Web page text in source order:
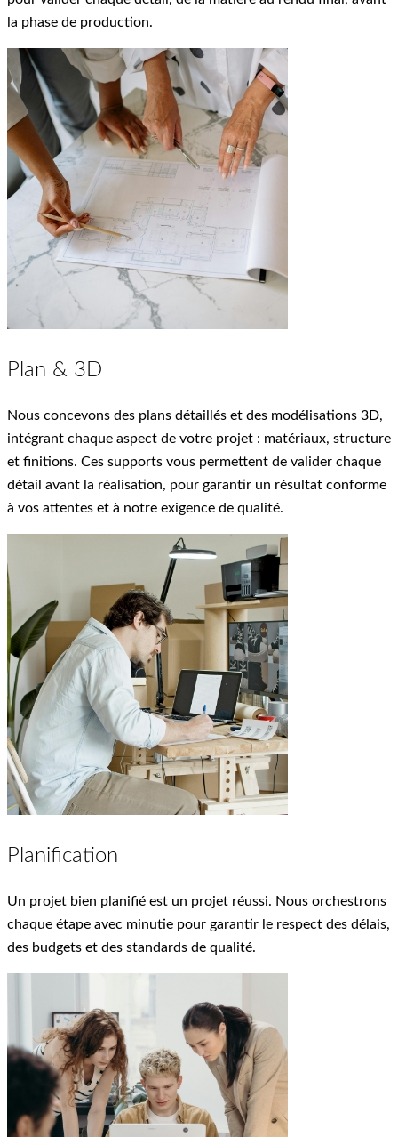
la phase de production.
Plan & 3D
Nous concevons des plans détaillés et des modélisations 3D,
intégrant chaque aspect de votre projet : matériaux, structure
et finitions. Ces supports vous permettent de valider chaque
détail avant la réalisation, pour garantir un résultat conforme
à vos attentes et à notre exigence de qualité.
Planification
Un projet bien planifié est un projet réussi. Nous orchestrons
chaque étape avec minutie pour garantir le respect des délais,
des budgets et des standards de qualité.